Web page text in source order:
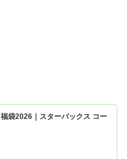
袋2026｜スターバックス コー